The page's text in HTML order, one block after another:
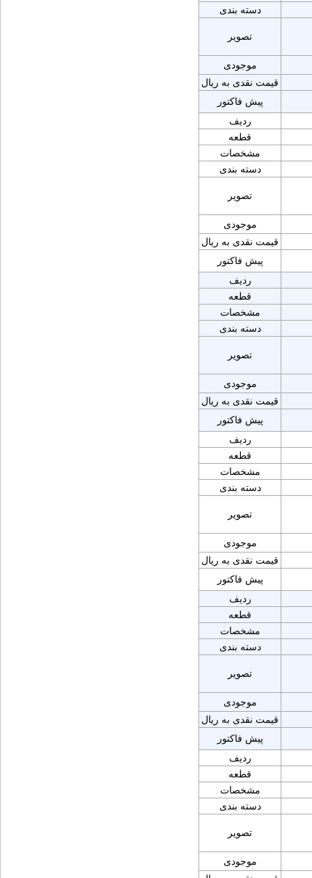
دسته بندی
تصویر
موجودی
قیمت نقدی به ریال
پیش فاکتور
ردیف
قطعه
مشخصات
دسته بندی
تصویر
موجودی
قیمت نقدی به ریال
پیش فاکتور
ردیف
قطعه
مشخصات
دسته بندی
تصویر
موجودی
قیمت نقدی به ریال
پیش فاکتور
ردیف
قطعه
مشخصات
دسته بندی
تصویر
موجودی
قیمت نقدی به ریال
پیش فاکتور
ردیف
قطعه
مشخصات
دسته بندی
تصویر
موجودی
قیمت نقدی به ریال
پیش فاکتور
ردیف
قطعه
مشخصات
دسته بندی
تصویر
موجودی